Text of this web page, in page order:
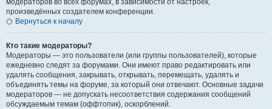
модераторов во всех форумах, в зависимости от настроек,
произведённых создателем конференции.
Вернуться к началу
Кто такие модераторы?
Модераторы — это пользователи (или группы пользователей), которые
ежедневно следят за форумами. Они имеют право редактировать или
удалять сообщения, закрывать, открывать, перемещать, удалять и
объединять темы на форуме, за который они отвечают. Основные задачи
модераторов — не допускать несоответствия содержания сообщений
обсуждаемым темам (оффтопик), оскорблений.